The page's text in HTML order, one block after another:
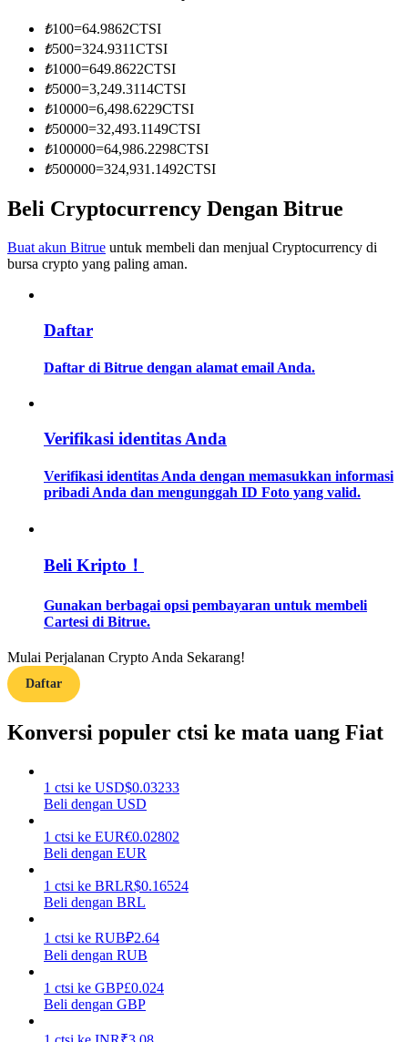
Informasi
Analisis data besar termasuk info perdagangan, dll.
Memandu
Strategi perdagangan
Menghasilkan
Babi Kekuatan
Dapatkan imbalan kompetitif setiap hari
₺100=64.9862CTSI
₺500=324.9311CTSI
₺1000=649.8622CTSI
₺5000=3,249.3114CTSI
₺10000=6,498.6229CTSI
₺50000=32,493.1149CTSI
₺100000=64,986.2298CTSI
₺500000=324,931.1492CTSI
Beli Cryptocurrency Dengan Bitrue
Buat akun Bitrue untuk membeli dan menjual Cryptocurrency di
bursa crypto yang paling aman.
Daftar
Daftar di Bitrue dengan alamat email Anda.
Verifikasi identitas Anda
Verifikasi identitas Anda dengan memasukkan informasi
pribadi Anda dan mengunggah ID Foto yang valid.
Beli Kripto！
Gunakan berbagai opsi pembayaran untuk membeli
Cartesi di Bitrue.
Mulai Perjalanan Crypto Anda Sekarang!
Daftar
Konversi populer ctsi ke mata uang Fiat
1 ctsi ke USD$0.03233
Beli dengan USD
1 ctsi ke EUR€0.02802
Beli dengan EUR
1 ctsi ke BRLR$0.16524
Beli dengan BRL
1 ctsi ke RUB₽2.64
Beli dengan RUB
1 ctsi ke GBP£0.024
Beli dengan GBP